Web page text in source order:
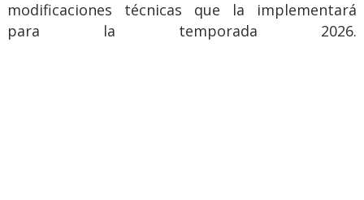
modificaciones técnicas que la implementará
para la temporada 2026.